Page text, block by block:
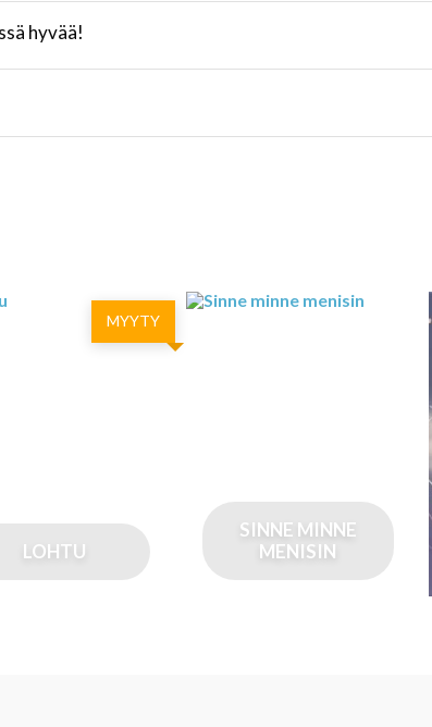
hyvää!
MYYTY
LOHTU
SINNE MINNE
MENISIN